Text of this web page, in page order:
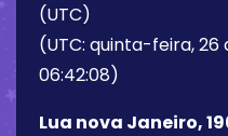
(UTC)
(UTC: quinta-feira, 26
06:42:08)
Lua nova Janeiro,